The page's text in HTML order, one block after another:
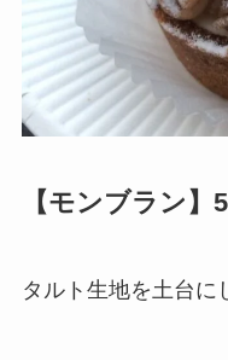
【モンブラン】
タルト生地を土台に